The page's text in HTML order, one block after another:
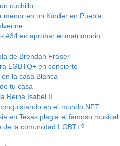
cuchillo
menor en un Kínder en Puebla
#34 en aprobar el matrimonio
de Brendan Fraser
LGBTQ+ en concierto
la casa Blanca
tu casa
Reina Isabel II
en el mundo NFT
en Texas plagia el famoso musical
la comunidad LGBT+?